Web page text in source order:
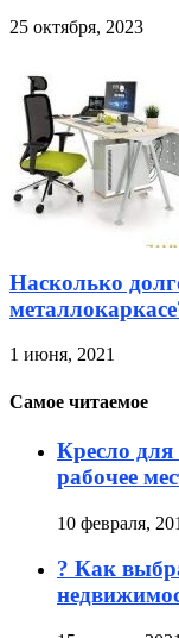
25 октября, 2023
Насколько
1 июня, 2021
Самое читаемое
Кресло для
рабочее
10 февраля,
? Как